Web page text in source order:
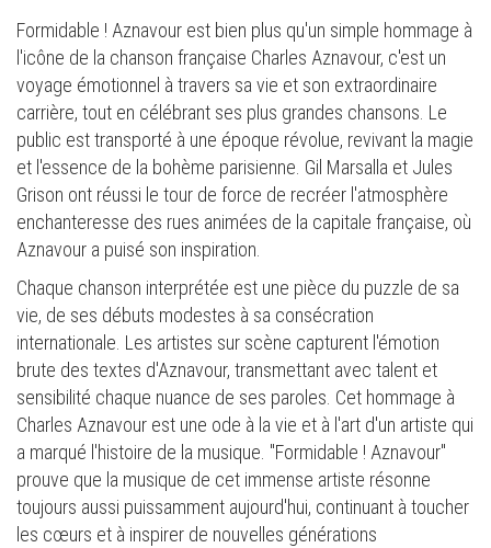
Formidable ! Aznavour est bien plus qu'un simple hommage à
l'icône de la chanson française Charles Aznavour, c'est un
voyage émotionnel à travers sa vie et son extraordinaire
carrière, tout en célébrant ses plus grandes chansons. Le
public est transporté à une époque révolue, revivant la magie
et l'essence de la bohème parisienne. Gil Marsalla et Jules
Grison ont réussi le tour de force de recréer l'atmosphère
enchanteresse des rues animées de la capitale française, où
Aznavour a puisé son inspiration.
Chaque chanson interprétée est une pièce du puzzle de sa
vie, de ses débuts modestes à sa consécration
internationale. Les artistes sur scène capturent l'émotion
brute des textes d'Aznavour, transmettant avec talent et
sensibilité chaque nuance de ses paroles. Cet hommage à
Charles Aznavour est une ode à la vie et à l'art d'un artiste qui
a marqué l'histoire de la musique. "Formidable ! Aznavour"
prouve que la musique de cet immense artiste résonne
toujours aussi puissamment aujourd'hui, continuant à toucher
les cœurs et à inspirer de nouvelles générations